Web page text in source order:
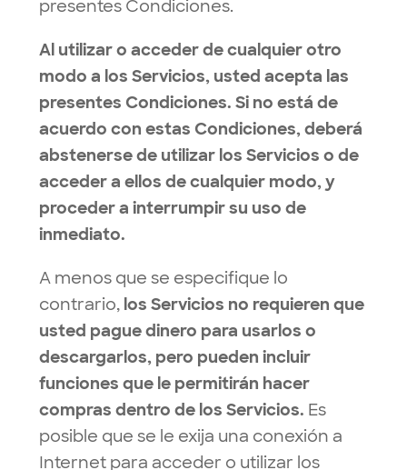
presentes Condiciones.
Al utilizar o acceder de cualquier otro
modo a los Servicios, usted acepta las
presentes Condiciones. Si no está de
acuerdo con estas Condiciones, deberá
abstenerse de utilizar los Servicios o de
acceder a ellos de cualquier modo, y
proceder a interrumpir su uso de
inmediato.
A menos que se especifique lo
contrario, los Servicios no requieren que
usted pague dinero para usarlos o
descargarlos, pero pueden incluir
funciones que le permitirán hacer
compras dentro de los Servicios. Es
posible que se le exija una conexión a
Internet para acceder o utilizar los